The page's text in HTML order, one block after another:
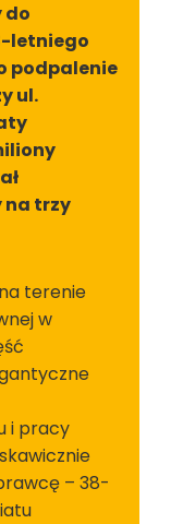
do
letniego
podpalenie
ul.
na trzy
terenie
w
i pracy
– 38-